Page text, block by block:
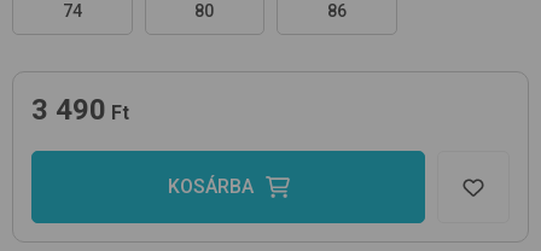
74 80 86
3 490 Ft
KOSÁRBA